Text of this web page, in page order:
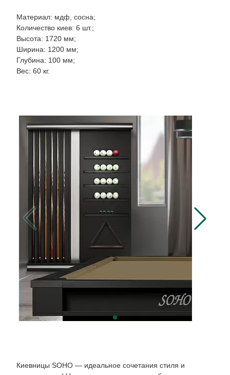
Материал: мдф, сосна;
Количество киев: 6 шт.;
Высота: 1720 мм;
Ширина: 1200 мм;
Глубина: 100 мм;
Вес: 60 кг.
Киевницы SOHO — идеальное сочетания стиля и